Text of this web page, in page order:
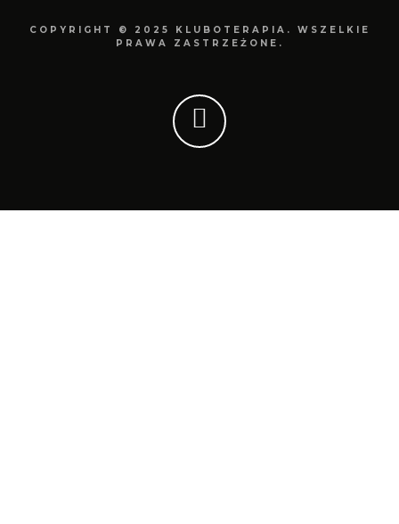
COPYRIGHT © 2025 KLUBOTERAPIA. WSZELKIE
PRAWA ZASTRZEŻONE.